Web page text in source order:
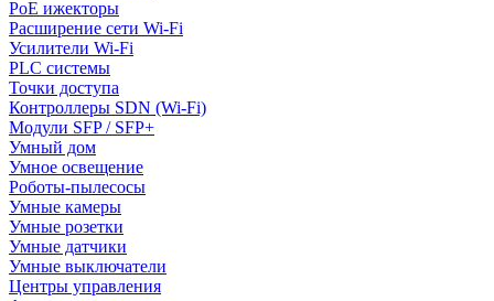
PoE ижекторы
Расширение сети Wi‑Fi
Усилители Wi-Fi
PLC системы
Точки доступа
Контроллеры SDN (Wi-Fi)
Модули SFP / SFP+
Умный дом
Умное освещение
Роботы-пылесосы
Умные камеры
Умные розетки
Умные датчики
Умные выключатели
Центры управления